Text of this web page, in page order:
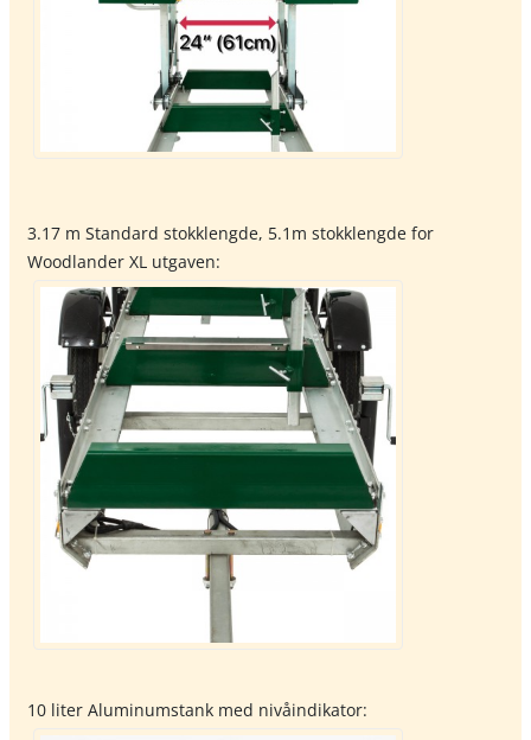
3.17 m Standard stokklengde, 5.1m stokklengde for
Woodlander XL utgaven:
10 liter Aluminumstank med nivåindikator: